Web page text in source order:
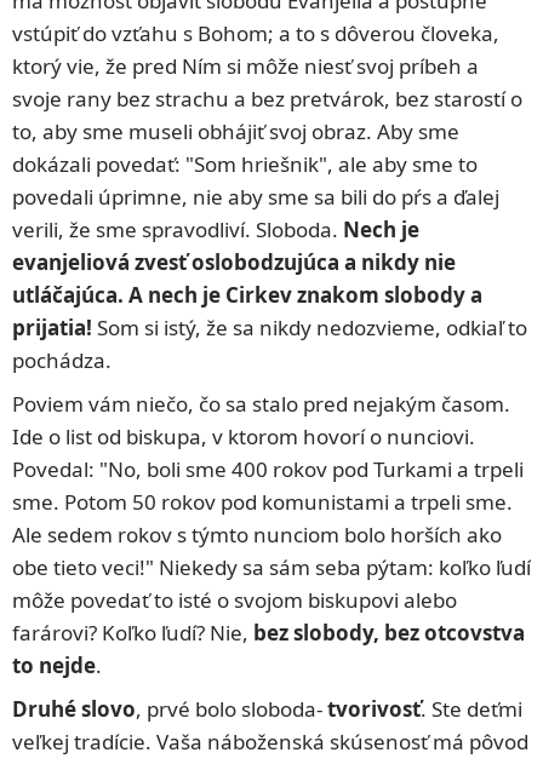
vstúpiť do vzťahu s Bohom; a to s dôverou človeka,
ktorý vie, že pred Ním si môže niesť svoj príbeh a
svoje rany bez strachu a bez pretvárok, bez starostí o
to, aby sme museli obhájiť svoj obraz. Aby sme
dokázali povedať: "Som hriešnik", ale aby sme to
povedali úprimne, nie aby sme sa bili do pŕs a ďalej
verili, že sme spravodliví. Sloboda. Nech je
evanjeliová zvesť oslobodzujúca a nikdy nie
utláčajúca. A nech je Cirkev znakom slobody a
prijatia! Som si istý, že sa nikdy nedozvieme, odkiaľ to
pochádza.
Poviem vám niečo, čo sa stalo pred nejakým časom.
Ide o list od biskupa, v ktorom hovorí o nunciovi.
Povedal: "No, boli sme 400 rokov pod Turkami a trpeli
sme. Potom 50 rokov pod komunistami a trpeli sme.
Ale sedem rokov s týmto nunciom bolo horších ako
obe tieto veci!" Niekedy sa sám seba pýtam: koľko ľudí
môže povedať to isté o svojom biskupovi alebo
farárovi? Koľko ľudí? Nie, bez slobody, bez otcovstva
to nejde.
Druhé slovo, prvé bolo sloboda-tvorivosť. Ste deťmi
veľkej tradície. Vaša náboženská skúsenosť má pôvod